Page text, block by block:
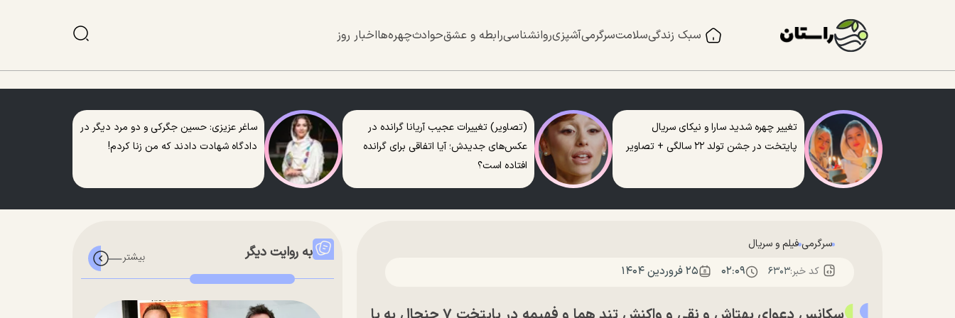
سبک زندگیسلامتسرگرمیآشپزیروانشناسیرابطه و عشقحوادثچهره‌هااخبار روز
تغییر چهره شدید سارا و نیکای سریال
پایتخت در جشن تولد ۲۲ سالگی + تصاویر
(تصاویر) تغییرات عجیب آریانا گرانده در
عکس‌های جدیدش؛ آیا اتفاقی برای گرانده
افتاده است؟
ساغر عزیزی: حسین جگرکی و دو مرد دیگر در
دادگاه شهادت دادند که من زنا کردم!
سرگرمی فیلم و سریال
کد خبر:۶۳۰۳ ۰۲:۰۹ ۲۵ فروردين ۱۴۰۴
به روایت دیگر